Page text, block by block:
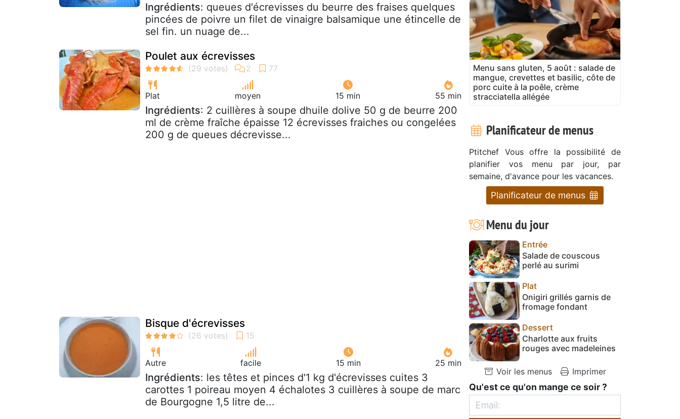
Ingrédients: queues d'écrevisses du beurre des fraises quelques
pincées de poivre un filet de vinaigre balsamique une étincelle de
sel fin. un nuage de...
Poulet aux écrevisses
Plat moyen 15 min 55 min
Ingrédients: 2 cuillères à soupe dhuile dolive 50 g de beurre 200
ml de crème fraîche épaisse 12 écrevisses fraiches ou congelées
200 g de queues décrevisse...
Bisque d'écrevisses
Autre facile 15 min 25 min
Ingrédients: les têtes et pinces d'1 kg d'écrevisses cuites 3
carottes 1 poireau moyen 4 échalotes 3 cuillères à soupe de marc
de Bourgogne 1,5 litre de...
Menu sans gluten, 5 août : salade de
mangue, crevettes et basilic, côte de
porc cuite à la poêle, crème
stracciatella allégée
Planificateur de menus
Ptitchef Vous offre la possibilité de
planifier vos menu par jour, par
semaine, d'avance pour les vacances.
Planificateur de menus
Menu du jour
Entrée
Salade de couscous
perlé au surimi
Plat
Onigiri grillés garnis de
fromage fondant
Dessert
Charlotte aux fruits
rouges avec madeleines
Voir les menus Imprimer
Qu'est ce qu'on mange ce soir ?